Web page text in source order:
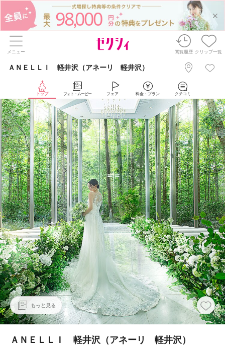
98,000
メニュー 閲覧履歴 クリップ一覧
ＡＮＥＬＬＩ 軽井沢（アネーリ 軽井沢）
トップ フォト・ムービー フェア 料金・プラン クチコミ
もっと見る
ＡＮＥＬＬＩ 軽井沢（アネーリ 軽井沢）